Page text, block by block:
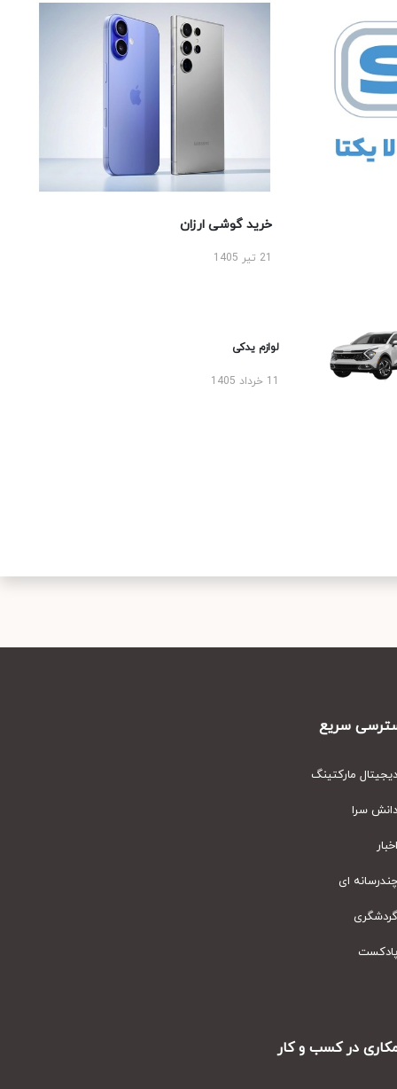
خرید گوشی ارزان
لوازم یدکی
سریع
مارکتینگ
سرا
ای
در کسب و کار